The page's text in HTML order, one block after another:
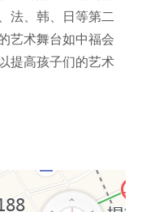
法、韩、日等第二
艺术舞台如中福会
提高孩子们的艺术